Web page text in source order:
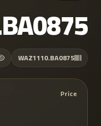
WAZ1110.BA0875
Price